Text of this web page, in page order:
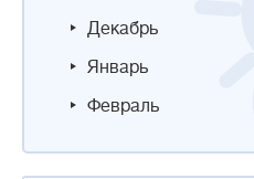
Декабрь
Январь
Февраль